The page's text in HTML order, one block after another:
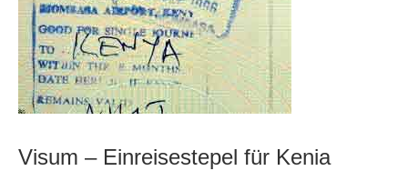
Visum – Einreisestepel für Kenia